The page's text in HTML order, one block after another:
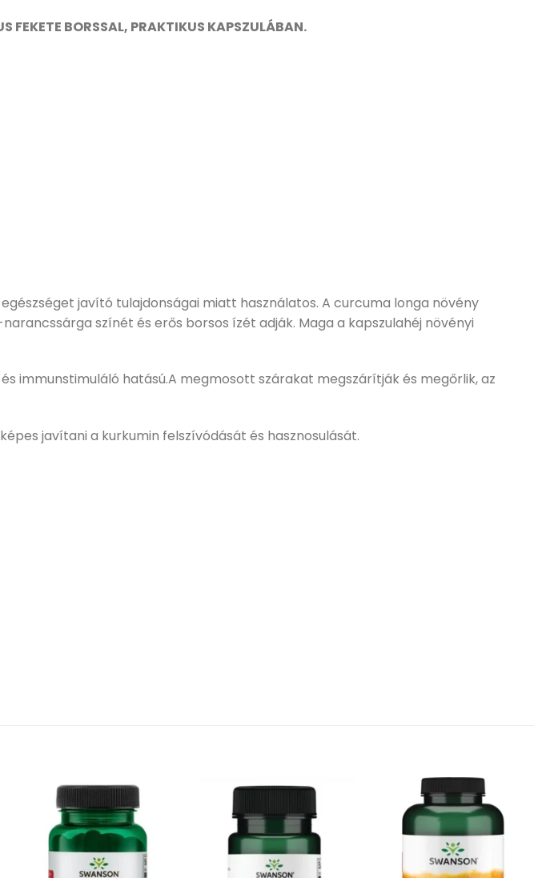
FEKETE BORSSAL, PRAKTIKUS KAPSZULÁBAN.
javító tulajdonságai miatt használatos. A curcuma longa növény
színét és erős borsos ízét adják. Maga a kapszulahéj növényi
immunstimuláló hatású.A megmosott szárakat megszárítják és megőrlik, az
javítani a kurkumin felszívódását és hasznosulását.
Kívánságlistához
adás
Kívánságlistához
adás
Kívánságlistához
adás